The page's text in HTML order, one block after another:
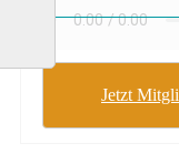
Jetzt